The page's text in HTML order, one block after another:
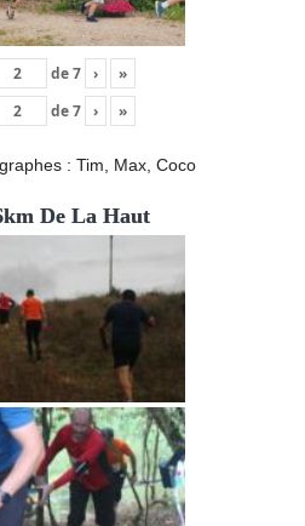
de7 ›
»
de7 › »
: Tim, Max, Coco
De La Haut